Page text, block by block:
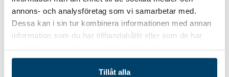
annons- och analysföretag som vi samarbetar med.
Dessa kan i sin tur kombinera informationen med annan
information som du har tillhandahållit eller som de har
Tillåt alla
Författare
Andrei Adzinets